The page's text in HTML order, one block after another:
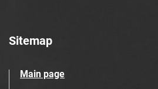
Sitemap
Main page